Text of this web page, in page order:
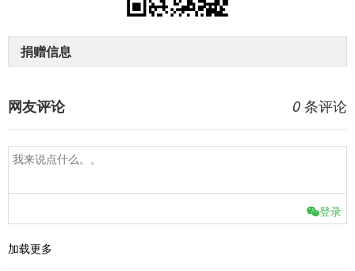
捐赠信息
0 条评论
网友评论
登录
加载更多